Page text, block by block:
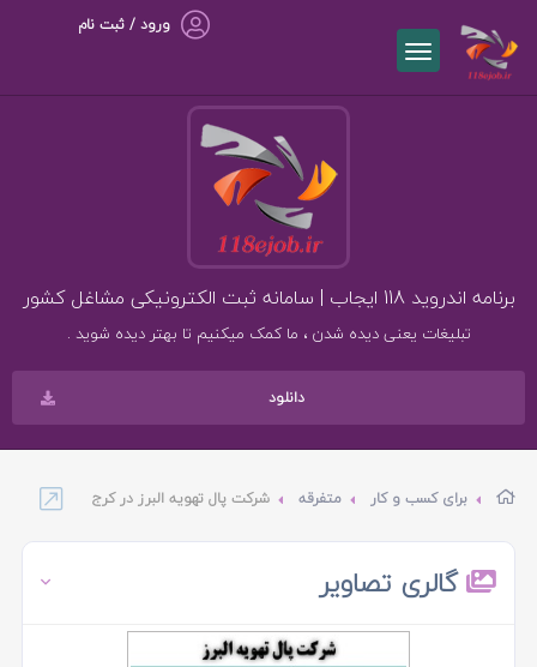
ورود / ثبت نام
برنامه اندروید 118 ایجاب | سامانه ثبت الکترونیکی مشاغل کشور
تبلیغات یعنی دیده شدن ، ما کمک میکنیم تا بهتر دیده شوید .
دانلود
برای کسب و کار متفرقه شرکت پال تهویه البرز در کرج
گالری تصاویر